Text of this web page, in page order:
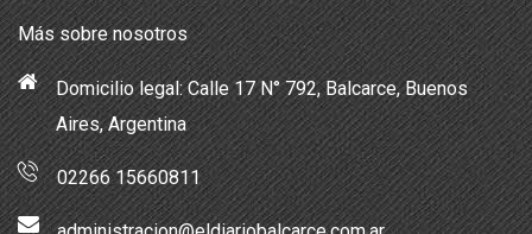
Más sobre nosotros
Domicilio legal: Calle 17 N° 792, Balcarce, Buenos
Aires, Argentina
02266 15660811